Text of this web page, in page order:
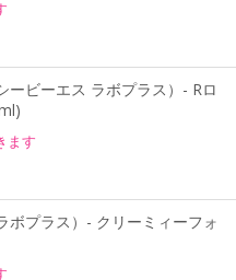
ービーエス ラボプラス）- Rロ
ます
ボプラス）- クリーミィーフォ